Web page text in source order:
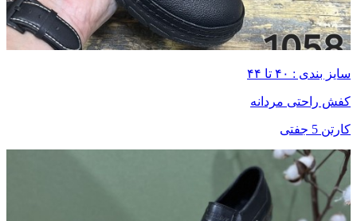
سایز بندی : ۴۰ تا ۴۴
کفش راحتی مردانه
کارتن 5 جفتی